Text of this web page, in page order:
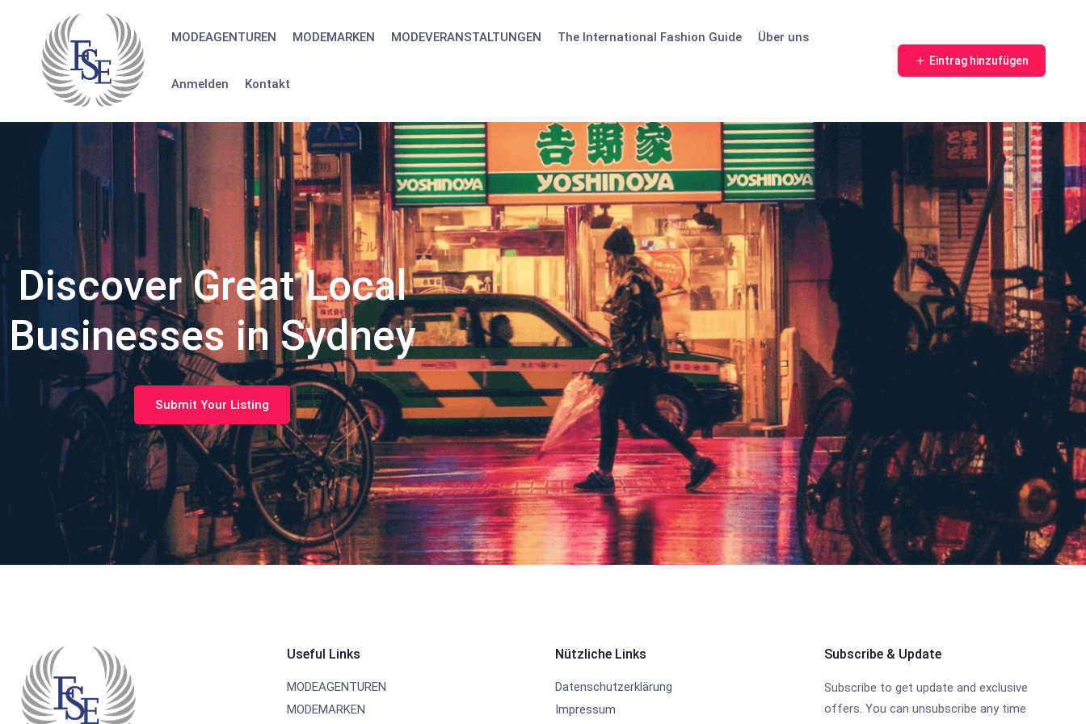
MODEAGENTUREN MODEMARKEN MODEVERANSTALTUNGEN The International Fashion Guide Über uns
Anmelden Kontakt
Eintrag hinzufügen
Discover Great Local
Businesses in Sydney
Submit Your Listing
Useful Links
MODEAGENTUREN
MODEMARKEN
Nützliche Links
Datenschutzerklärung
Impressum
Subscribe & Update
Subscribe to get update and exclusive
offers. You can unsubscribe any time